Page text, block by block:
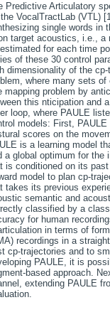
Predictive Articulatory
VocalTractLab (VTL)
single words in
target acoustics, i.e., a
for each time
of these 30 control
dimensionality of the
where many sets
mapping problem by
this nticipation and
loop, where PAULE
models: First,
scores on the
is a learning model
a global optimum for
is conditioned on its
model to plan cp-
takes its previous
semantic and
classified by a
for human
in terms of
recordings in a
cp-trajectories and to
PAULE, it is
based approach.
extending PAULE